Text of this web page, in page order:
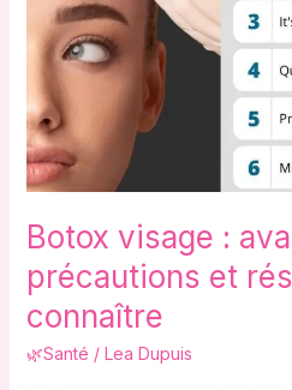
Botox visage :
précautions et
connaître
🌿Santé / Lea Dupuis
avantages,
précautions
résultats
à
connaître